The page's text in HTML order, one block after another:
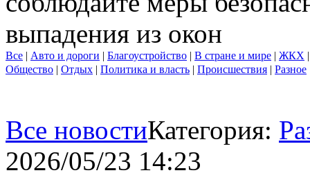
выпадения из окон
Все | Авто и дороги | Благоустройство | В стране и мире | ЖКХ
Общество | Отдых | Политика и власть | Происшествия | Разное
Все новостиКатегория:
2026/05/23 14:23